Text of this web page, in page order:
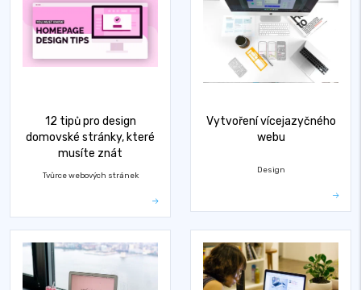
12 tipů pro design
domovské stránky, které
musíte znát
Tvůrce webových stránek
Vytvoření vícejazyčného
webu
Design